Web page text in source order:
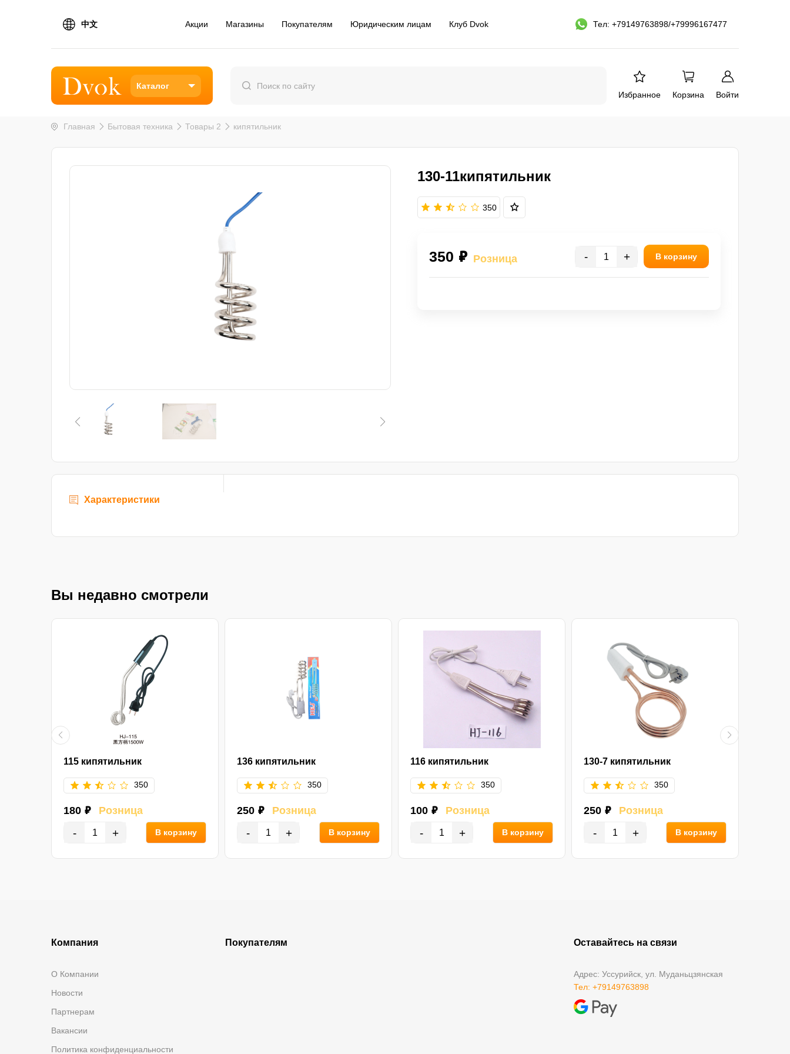
中文 Акции Магазины Покупателям Юридическим лицам Клуб Dvok Тел: +79149763898/+79996167477
Каталог
Избранное
Корзина Войти
Главная Бытовая техника Товары 2 кипятильник
130-11кипятильник
350
350 ₽ Розница - + В корзину
Характеристики
Вы недавно смотрели
115 кипятильник
350
180 ₽ Розница
- + В корзину
136 кипятильник
350
250 ₽ Розница
- + В корзину
116 кипятильник
350
100 ₽ Розница
- + В корзину
130-7 кипятильник
350
250 ₽ Розница
- + В корзину
Компания
О Компании
Новости
Партнерам
Вакансии
Политика конфиденциальности
Покупателям Оставайтесь на связи
Адрес: Уссурийск, ул. Муданьцзянская
Тел: +79149763898